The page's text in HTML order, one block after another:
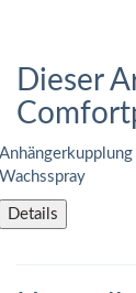
Dieser
Wachsspray
Details